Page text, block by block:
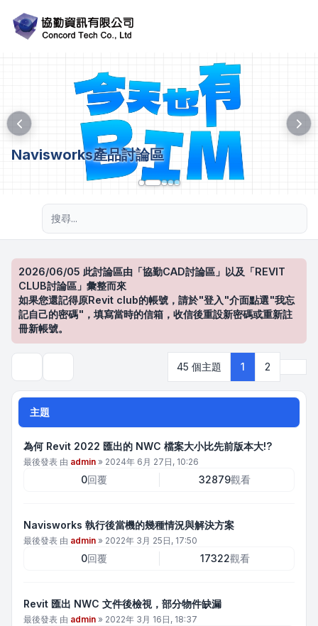
Navisworks產品討論區
2026/06/05 此討論區由「協勤CAD討論區」以及「REVIT
CLUB討論區」彙整而來
如果您還記得原Revit club的帳號，請於"登入"介面點選"我忘
記自己的密碼"，填寫當時的信箱，收信後重設新密碼或重新註
冊新帳號。
45 個主題 1 2
主題
為何 Revit 2022 匯出的 NWC 檔案大小比先前版本大!?
最後發表 由 admin » 2024年 6月 27日, 10:26
0回覆 32879觀看
Navisworks 執行後當機的幾種情況與解決方案
最後發表 由 admin » 2022年 3月 25日, 17:50
0回覆 17322觀看
Revit 匯出 NWC 文件後檢視，部分物件缺漏
最後發表 由 admin » 2022年 3月 16日, 18:37